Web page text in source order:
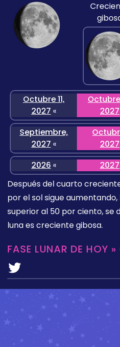
Octubre 11,
2027 «
Octubre
2027
Septiembre,
2027 «
2027
2026 « 2027
Después del cuarto
por el sol sigue
superior al 50 por ciento, se
luna es creciente gibosa.
FASE LUNAR DE HOY